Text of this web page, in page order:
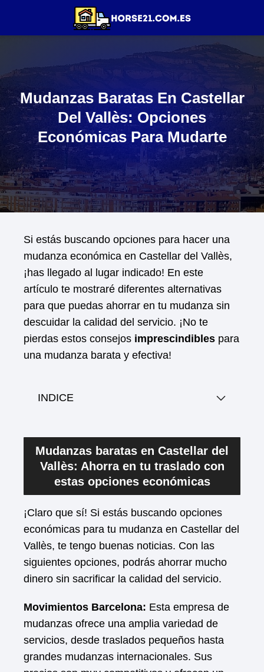
Mudanzas Baratas En Castellar
Del Vallès: Opciones
Económicas Para Mudarte
Si estás buscando opciones para hacer una
mudanza económica en Castellar del Vallès,
¡has llegado al lugar indicado! En este
artículo te mostraré diferentes alternativas
para que puedas ahorrar en tu mudanza sin
descuidar la calidad del servicio. ¡No te
pierdas estos consejos imprescindibles para
una mudanza barata y efectiva!
INDICE
Mudanzas baratas en Castellar del
Vallès: Ahorra en tu traslado con
estas opciones económicas
¡Claro que sí! Si estás buscando opciones
económicas para tu mudanza en Castellar del
Vallès, te tengo buenas noticias. Con las
siguientes opciones, podrás ahorrar mucho
dinero sin sacrificar la calidad del servicio.
Movimientos Barcelona: Esta empresa de
mudanzas ofrece una amplia variedad de
servicios, desde traslados pequeños hasta
grandes mudanzas internacionales. Sus